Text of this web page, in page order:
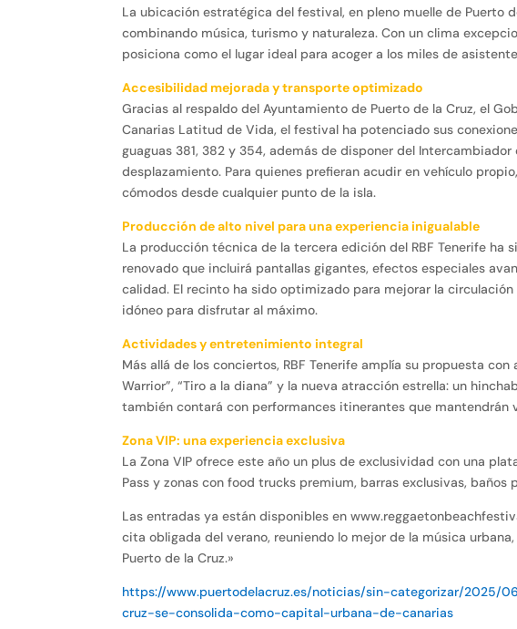
La ubicación estratégica del festival, en pleno muelle de Puerto
combinando música, turismo y naturaleza. Con un clima
posiciona como el lugar ideal para acoger a los miles de
Accesibilidad mejorada y transporte optimizado
Gracias al respaldo del Ayuntamiento de Puerto de la Cruz, el
Canarias Latitud de Vida, el festival ha potenciado sus
guaguas 381, 382 y 354, además de disponer del
desplazamiento. Para quienes prefieran acudir en vehículo
cómodos desde cualquier punto de la isla.
Producción de alto nivel para una experiencia inigualable
La producción técnica de la tercera edición del RBF Tenerife ha
renovado que incluirá pantallas gigantes, efectos especiales
calidad. El recinto ha sido optimizado para mejorar la
idóneo para disfrutar al máximo.
Actividades y entretenimiento integral
Más allá de los conciertos, RBF Tenerife amplía su propuesta
Warrior”, “Tiro a la diana” y la nueva atracción estrella: un
también contará con performances itinerantes que
Zona VIP: una experiencia exclusiva
La Zona VIP ofrece este año un plus de exclusividad con una
Pass y zonas con food trucks premium, barras exclusivas,
Las entradas ya están disponibles en
cita obligada del verano, reuniendo lo mejor de la música
Puerto de la Cruz.»
https://www.puertodelacruz.es/noticias/sin-categorizar/
cruz-se-consolida-como-capital-urbana-de-canarias